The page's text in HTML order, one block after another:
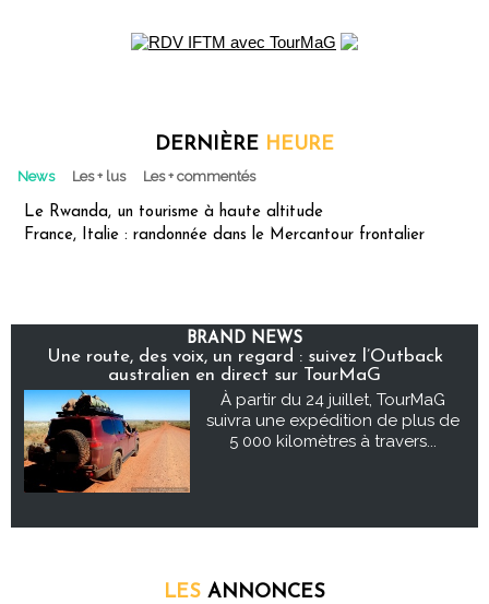
DERNIÈRE HEURE
News Les + lus Les + commentés
Le Rwanda, un tourisme à haute altitude
France, Italie : randonnée dans le Mercantour frontalier
BRAND NEWS
Une route, des voix, un regard : suivez l’Outback
australien en direct sur TourMaG
À partir du 24 juillet, TourMaG
suivra une expédition de plus de
5 000 kilomètres à travers...
LES ANNONCES